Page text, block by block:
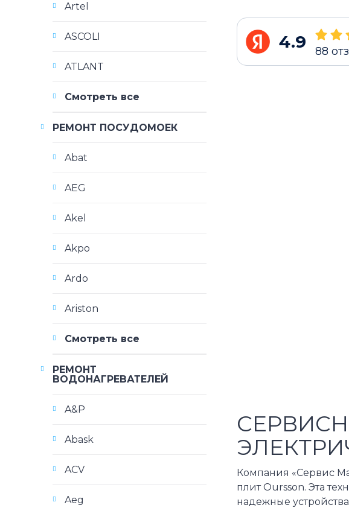
4.9 88
Компания «Сервис
плит Oursson. Эта
надежные
Artel
ASCOLI
ATLANT
Смотреть все
РЕМОНТ ПОСУДОМОЕК
Abat
AEG
Akel
Akpo
Ardo
Ariston
Смотреть все
РЕМОНТ
ВОДОНАГРЕВАТЕЛЕЙ
A&P
Abask
ACV
Aeg